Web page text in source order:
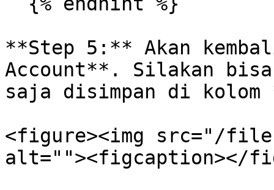
**Step 5:** Akan
Account**. Silakan bisa
saja disimpan di kolom
<figure><img src="/files/
alt=""><figcaption></